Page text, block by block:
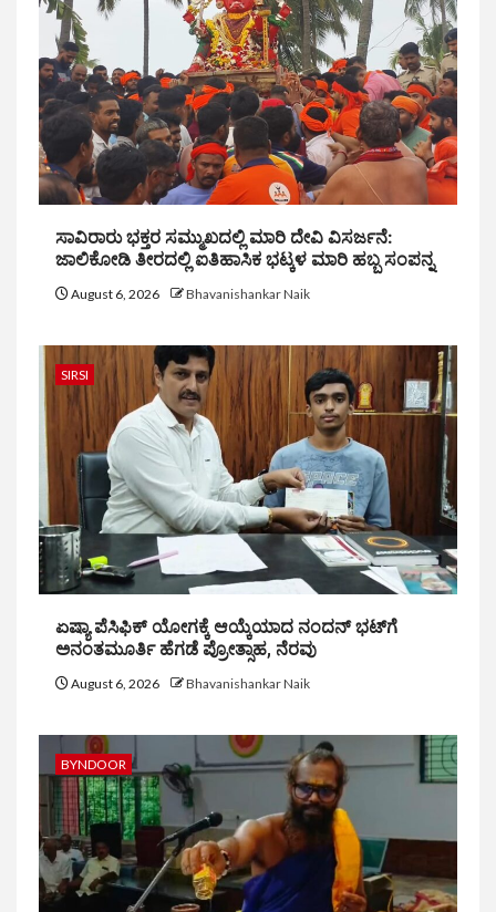
ಸಾವಿರಾರು ಭಕ್ತರ ಸಮ್ಮುಖದಲ್ಲಿ ಮಾರಿ ದೇವಿ ವಿಸರ್ಜನೆ:
ಜಾಲಿಕೋಡಿ ತೀರದಲ್ಲಿ ಐತಿಹಾಸಿಕ ಭಟ್ಕಳ ಮಾರಿ ಹಬ್ಬ ಸಂಪನ್ನ
August 6, 2026 Bhavanishankar Naik
SIRSI
ಏಷ್ಯಾ ಪೆಸಿಫಿಕ್ ಯೋಗಕ್ಕೆ ಆಯ್ಕೆಯಾದ ನಂದನ್ ಭಟ್‌ಗೆ
ಅನಂತಮೂರ್ತಿ ಹೆಗಡೆ ಪ್ರೋತ್ಸಾಹ, ನೆರವು
August 6, 2026 Bhavanishankar Naik
BYNDOOR